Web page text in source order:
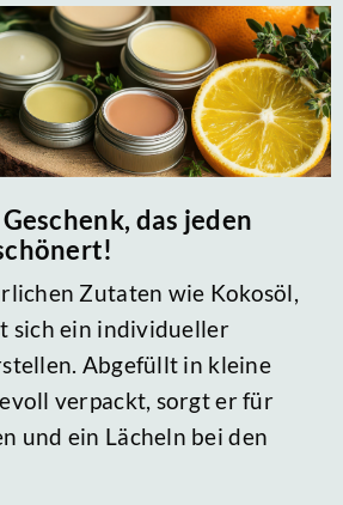
das jeden
Zutaten wie Kokosöl,
sich ein individueller
Abgefüllt in kleine
verpackt, sorgt er für
und ein Lächeln bei den